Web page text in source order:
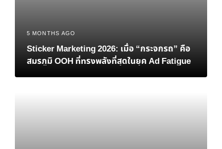
5 MONTHS AGO
Sticker Marketing 2026: เมื่อ “กระจกรถ” คือ
สมรภูมิ OOH ที่ทรงพลังที่สุดในยุค Ad Fatigue